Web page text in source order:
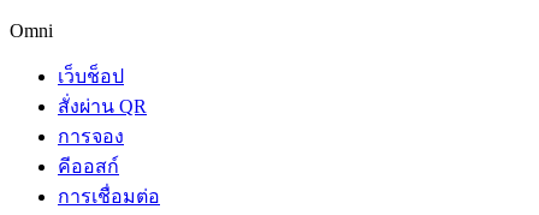
Omni
เว็บช็อป
สั่งผ่าน QR
การจอง
คีออสก์
การเชื่อมต่อ